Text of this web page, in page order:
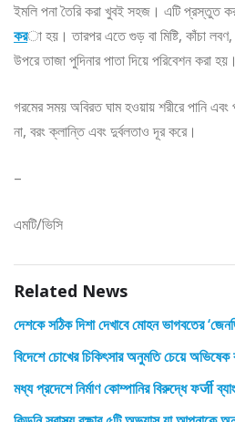
ইমলি পনা তৈরি করা খুবই সহজ। এটি প্রস্তুত
করা হয়। তারপর এতে গুড় বা মিষ্টি, কাঁচা
উপরে তাজা পুদিনার পাতা দিয়ে পরিবেশন করা হয়।
গরমের সময় অবিরত ঘাম হওয়ায় শরীরে পানি
না, বরং ক্লান্তি এবং দুর্বলতাও দূর করে।
–
এমটি/ভিসি
Related News
দেশকে সঠিক দিশা দেখাবে মোহন ভাগবতের
বিদেশে চোখের চিকিৎসার অনুমতি চেয়ে
মধ্য প্রদেশে নির্মাণ কোম্পানির বিরুদ্ধে ফर्जी